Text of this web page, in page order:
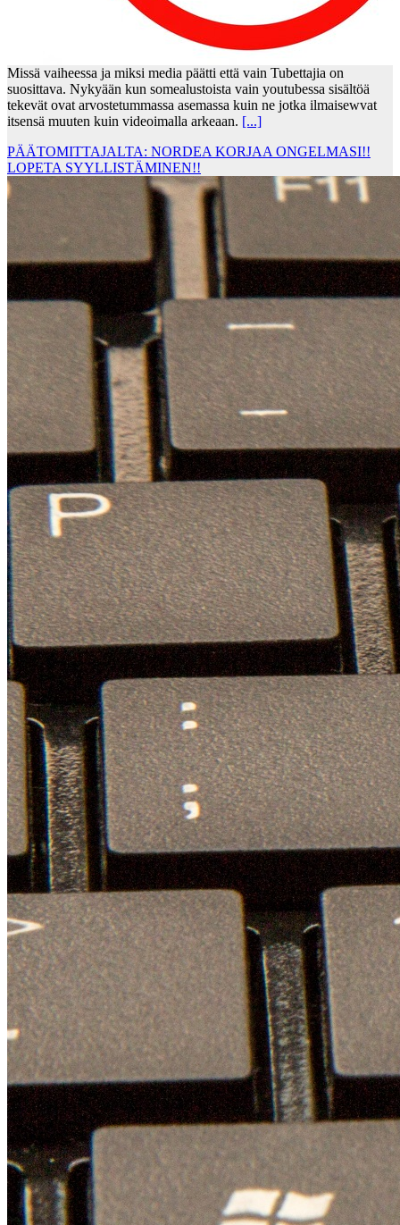
Missä vaiheessa ja miksi media päätti että vain Tubettajia on
suosittava. Nykyään kun somealustoista vain youtubessa sisältöä
tekevät ovat arvostetummassa asemassa kuin ne jotka ilmaisewvat
itsensä muuten kuin videoimalla arkeaan. [...]
PÄÄTOMITTAJALTA: NORDEA KORJAA ONGELMASI!!
LOPETA SYYLLISTÄMINEN!!